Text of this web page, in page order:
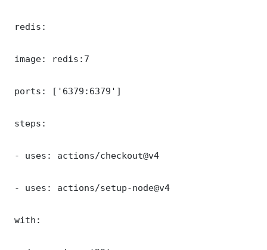
redis:
image: redis:7
ports: ['6379:6379']
steps:
- uses: actions/checkout@v4
- uses: actions/setup-node@v4
with: